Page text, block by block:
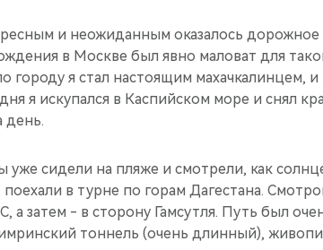
и неожиданным оказалось дорожное
в Москве был явно маловат для
городу я стал настоящим махачкалинцем,
я искупался в Каспийском море и снял
день.
уже сидели на пляже и смотрели, как
в турне по горам Дагестана.
а затем - в сторону Гамсутля. Путь был
тоннель (очень длинный),